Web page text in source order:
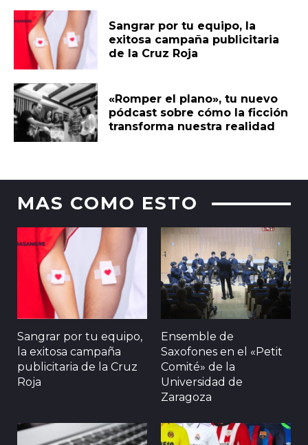
Sangrar por tu equipo, la
exitosa campaña publicitaria
de la Cruz Roja
«Romper el plano», tu nuevo
pódcast sobre cómo la ficción
transforma nuestra realidad
MAS COMO ESTO
Sangrar por tu equipo,
la exitosa campaña
publicitaria de la Cruz
Roja
Ensemble de
Saxofones en el «Petit
Comité» de la
Universidad de
Zaragoza